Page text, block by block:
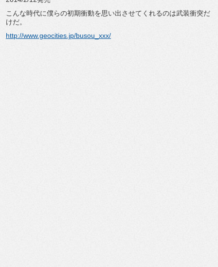
こんな時代に僕らの初期衝動を思い出させてくれるのは武装衝突だ
けだ。
http://www.geocities.jp/busou_xxx/